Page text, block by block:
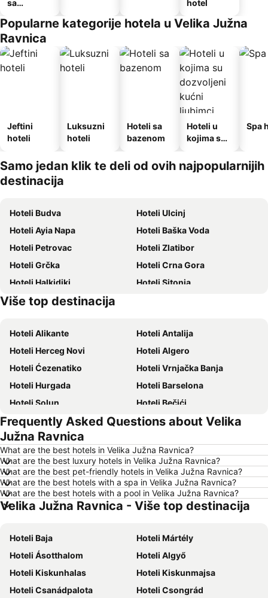
sa
hotel
Popularne kategorije hotela u Velika Južna
Ravnica
Jeftini
hoteli
Luksuzni
hoteli
Hoteli sa
bazenom
Hoteli u
kojima su
kućni
ljubimci
Spa
Samo jedan klik te deli od ovih najpopularnijih
destinacija
Hoteli Budva
Hoteli Ulcinj
Hoteli Ayia Napa
Hoteli Baška Voda
Hoteli Petrovac
Hoteli Zlatibor
Hoteli Grčka
Hoteli Crna Gora
Hoteli Halkidiki
Hoteli Sitonia
Hoteli Krit
Više top destinacija
Hoteli Alikante
Hoteli Antalija
Hoteli Herceg Novi
Hoteli Algero
Hoteli Ćezenatiko
Hoteli Vrnjačka Banja
Hoteli Hurgada
Hoteli Barselona
Hoteli Solun
Hoteli Bečići
Hoteli Hanija
Hoteli Tivat
Hoteli Nica
Hoteli Rim
Hoteli Nei Pori
Hoteli Pefkohori
Hoteli Rimini
Hoteli Milano
Hoteli Hrvatsko primorje
Hoteli Majorka
Hoteli Kipar
Hoteli Santorini
Hoteli Italija
Hoteli Srbija
Hoteli Malta
Hoteli Lefkada
Hoteli Ostrvo Zakintos
Hoteli Hrvatska Istra
Hoteli Antalijska provincija
Frequently Asked Questions about Velika
Južna Ravnica
What are the best hotels in Velika Južna Ravnica?
What are the best luxury hotels in Velika Južna Ravnica?
What are the best pet-friendly hotels in Velika Južna Ravnica?
What are the best hotels with a spa in Velika Južna Ravnica?
What are the best hotels with a pool in Velika Južna Ravnica?
Velika Južna Ravnica - Više top destinacija
Hoteli Baja
Hoteli Mártély
Hoteli Ásotthalom
Hoteli Algyő
Hoteli Kiskunhalas
Hoteli Kiskunmajsa
Hoteli Csanádpalota
Hoteli Csongrád